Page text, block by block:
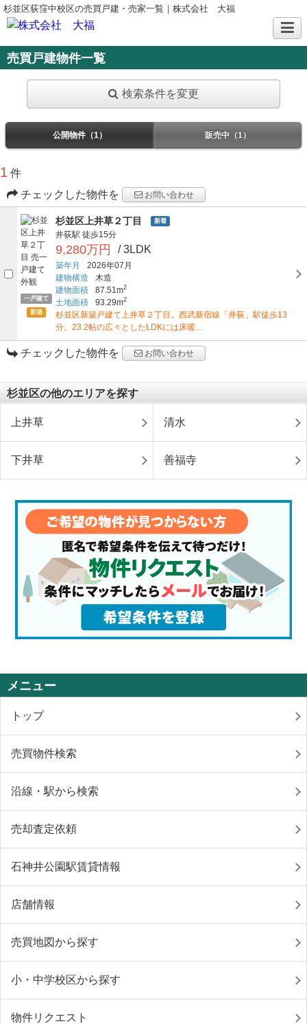
杉並区荻窪中校区の売買戸建・売家一覧｜株式会社 大福
売買戸建物件一覧
検索条件を変更
公開物件（1） 販売中（1）
1 件
チェックした物件を
お問い合わせ
一戸建て
新築
杉並区上井草２丁目 新着
井荻駅 徒歩15分
9,280万円 / 3LDK
築年月
2026年07月
建物構造
木造
建物面積
87.51m2
土地面積 93.29m2
杉並区新築戸建て上井草２丁目。西武新宿線「井荻」駅徒歩13
分。23.2帖の広々としたLDKには床暖…
チェックした物件を お問い合わせ
杉並区の他のエリアを探す
上井草 清水
下井草 善福寺
メニュー
トップ
売買物件検索
沿線・駅から検索
売却査定依頼
石神井公園駅賃貸情報
店舗情報
売買地図から探す
小・中学校区から探す
物件リクエスト